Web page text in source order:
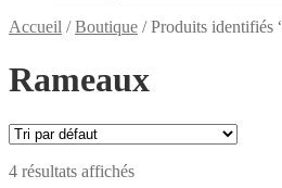
Accueil /Boutique /Produits identifiés
Rameaux
4 résultats affichés